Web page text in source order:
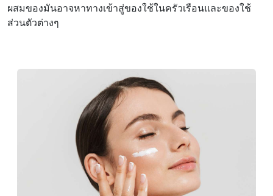
ผสมของมันอาจหาทางเข้าสู่ของใช้ในครัวเรือนและของใช้
ส่วนตัวต่างๆ